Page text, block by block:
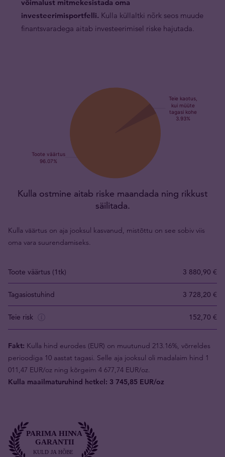
võimalust mitmekesistada oma
investeerimisportfelli. Kulla küllaltki nõrk seos muude
finantsvaradega aitab investeerimisel riske hajutada.
Kulla ostmine aitab riske maandada ning rikkust
säilitada.
Kulla väärtus on aja jooksul kasvanud, mistõttu on see sobiv viis
oma vara suurendamiseks.
Toote väärtus (1tk) 3 880,90 €
Tagasiostuhind 3 728,20 €
Teie risk 152,70 €
Fakt: Kulla hind eurodes (EUR) on muutunud 213.16%, võrreldes
perioodiga 10 aastat tagasi. Selle aja jooksul oli madalaim hind 1
011,47 EUR/oz ning kõrgeim 4 677,74 EUR/oz.
Kulla maailmaturuhind hetkel: 3 745,85 EUR/oz